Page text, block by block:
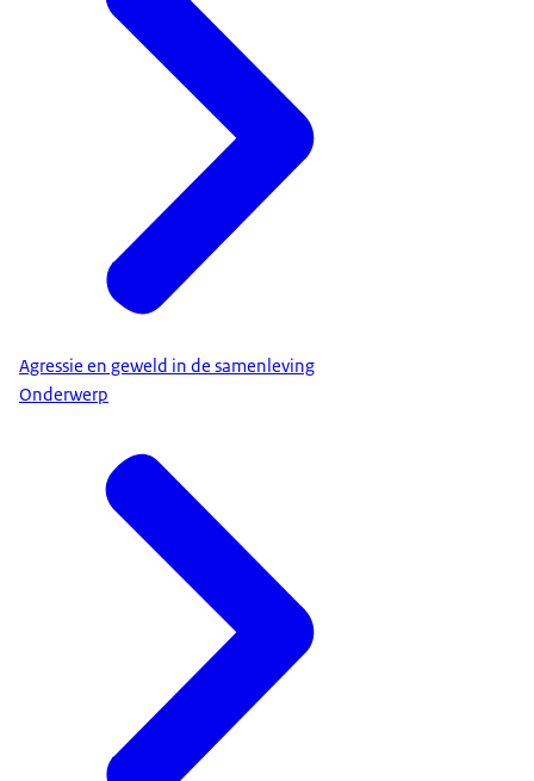
Agressie en geweld in de samenleving
Onderwerp